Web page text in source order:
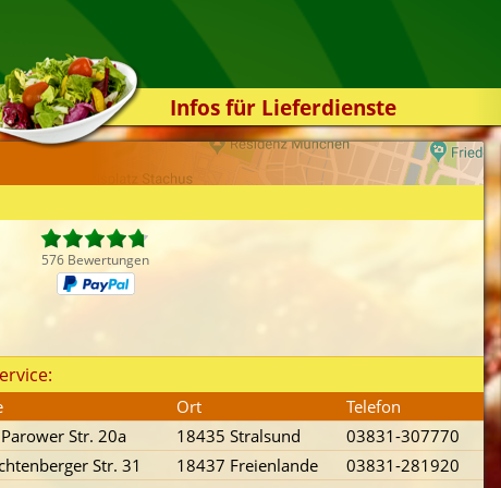
Infos für Lieferdienste
Kassensystem
Zuverlässigkeit
Styles
Kontakt
576 Bewertungen
Ort
Telefon
Str. 20a 18435 Stralsund
03831-307770
Str. 31 18437 Freienlande
03831-281920